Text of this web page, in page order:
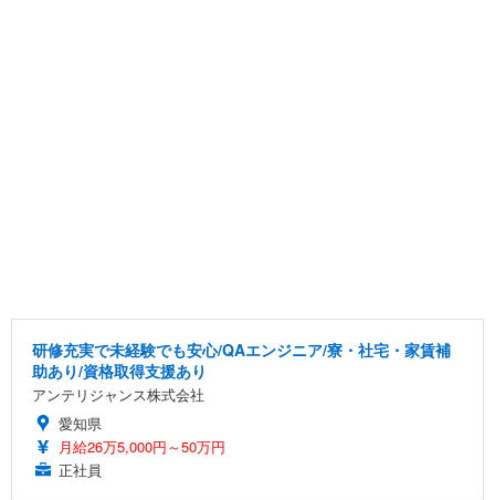
研修充実で未経験でも安心/QAエンジニア/寮・社宅・家賃補
助あり/資格取得支援あり
アンテリジャンス株式会社
愛知県
月給26万5,000円～50万円
正社員